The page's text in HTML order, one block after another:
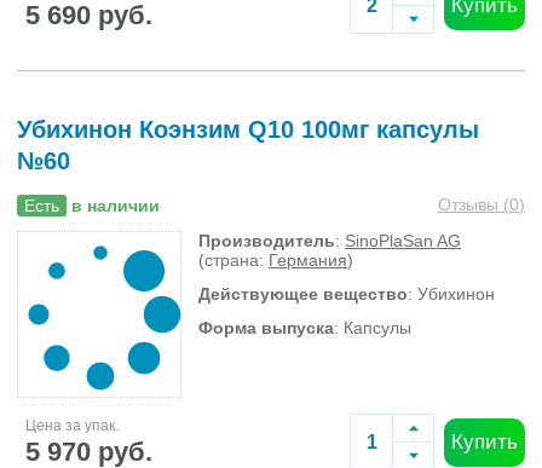
5 690 руб. Купить
Убихинон Коэнзим Q10 100мг капсулы
№60
Есть в наличии Отзывы (0)
Производитель: SinoPlaSan AG
(страна: Германия)
Действующее вещество: Убихинон
Форма выпуска: Капсулы
Цена за упак.
5 970 руб. Купить